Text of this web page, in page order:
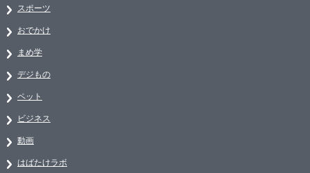
スポーツ
おでかけ
まめ学
デジもの
ペット
ビジネス
動画
はばたけラボ